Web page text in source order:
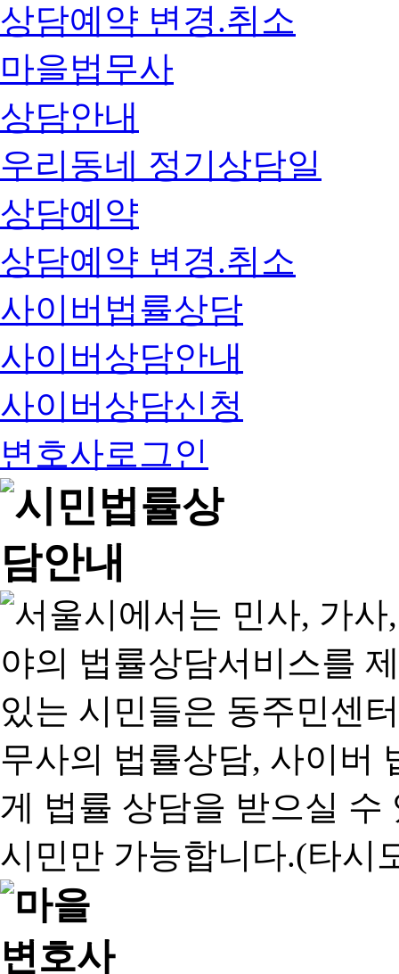
상담예약 변경.취소
마을법무사
상담안내
우리동네 정기상담일
상담예약
상담예약 변경.취소
사이버법률상담
사이버상담안내
사이버상담신청
변호사로그인